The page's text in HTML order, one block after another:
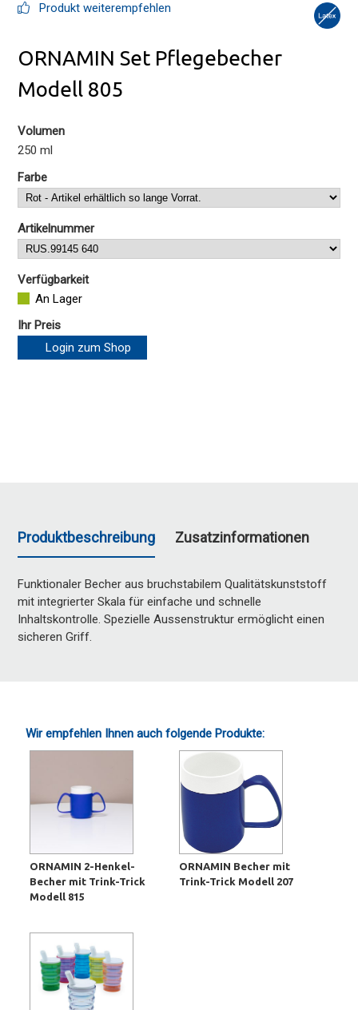
Produkt weiterempfehlen
ORNAMIN Set Pflegebecher
Modell 805
Volumen
250 ml
Farbe
Artikelnummer
Verfügbarkeit
An Lager
Ihr Preis
Login zum Shop
Produktbeschreibung Zusatzinformationen
Funktionaler Becher aus bruchstabilem Qualitätskunststoff
mit integrierter Skala für einfache und schnelle
Inhaltskontrolle. Spezielle Aussenstruktur ermöglicht einen
sicheren Griff.
Wir empfehlen Ihnen auch folgende Produkte:
ORNAMIN 2-Henkel-
Becher mit Trink-Trick
Modell 815
ORNAMIN Becher mit
Trink-Trick Modell 207